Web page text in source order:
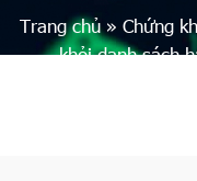
Trang chủ» Chứng
khỏi danh sách